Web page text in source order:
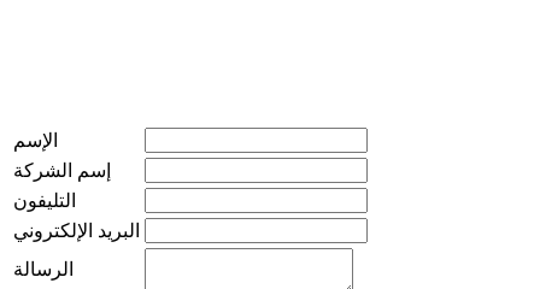
الإسم
إسم الشركة
التليفون
البريد الإلكتروني
الرسالة